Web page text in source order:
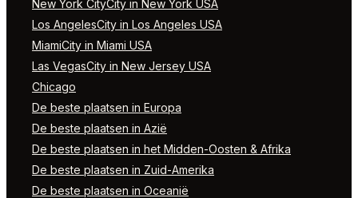
New York CityCity in New York USA
Los AngelesCity in Los Angeles USA
MiamiCity in Miami USA
Las VegasCity in New Jersey USA
Chicago
De beste plaatsen in Europa
De beste plaatsen in Azië
De beste plaatsen in het Midden-Oosten & Afrika
De beste plaatsen in Zuid-Amerika
De beste plaatsen in Oceanië